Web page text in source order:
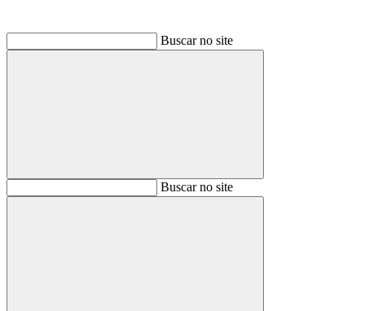
Buscar no site
BuscarBuscar no site